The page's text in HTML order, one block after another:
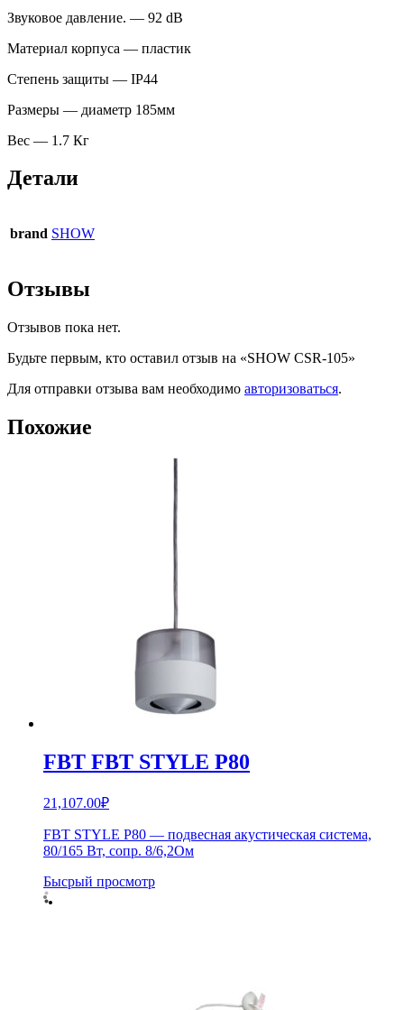
Звуковое давление. — 92 dB
Материал корпуса — пластик
Степень защиты — IP44
Размеры — диаметр 185мм
Вес — 1.7 Кг
Детали
brand SHOW
Отзывы
Отзывов пока нет.
Будьте первым, кто оставил отзыв на «SHOW CSR-105»
Для отправки отзыва вам необходимо авторизоваться.
Похожие
FBT FBT STYLE P80
21,107.00₽
FBT STYLE P80 — подвесная акустическая система,
80/165 Вт, сопр. 8/6,2Ом
Бысрый просмотр